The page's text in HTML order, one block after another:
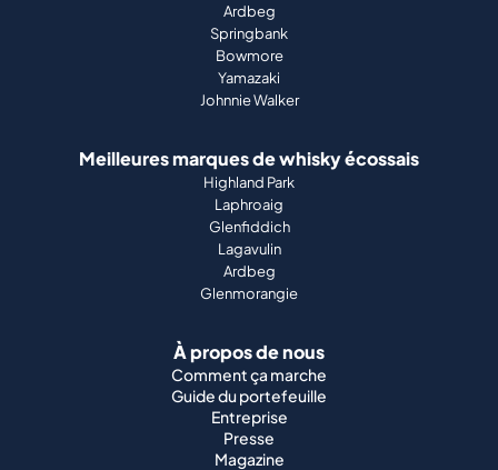
Ardbeg
Springbank
Bowmore
Yamazaki
Johnnie Walker
Meilleures marques de whisky écossais
Highland Park
Laphroaig
Glenfiddich
Lagavulin
Ardbeg
Glenmorangie
À propos de nous
Comment ça marche
Guide du portefeuille
Entreprise
Presse
Magazine